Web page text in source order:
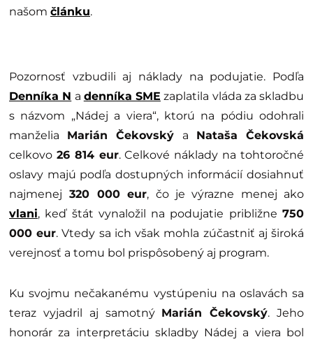
našom článku.
Pozornosť vzbudili aj náklady na podujatie. Podľa
Denníka N a denníka SME zaplatila vláda za skladbu
s názvom „Nádej a viera“, ktorú na pódiu odohrali
manželia Marián Čekovský a Nataša Čekovská
celkovo 26 814 eur. Celkové náklady na tohtoročné
oslavy majú podľa dostupných informácií dosiahnuť
najmenej 320 000 eur, čo je výrazne menej ako
vlani, keď štát vynaložil na podujatie približne 750
000 eur. Vtedy sa ich však mohla zúčastniť aj široká
verejnosť a tomu bol prispôsobený aj program.
Ku svojmu nečakanému vystúpeniu na oslavách sa
teraz vyjadril aj samotný Marián Čekovský. Jeho
honorár za interpretáciu skladby Nádej a viera bol